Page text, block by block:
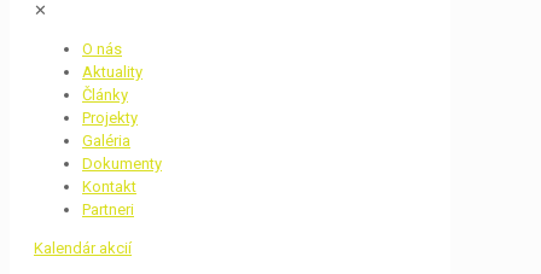
✕
O nás
Aktuality
Články
Projekty
Galéria
Dokumenty
Kontakt
Partneri
Kalendár akcií